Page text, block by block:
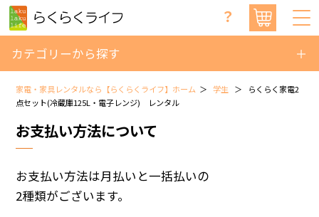
？
カテゴリーから探す
家電・家具レンタルなら【らくらくライフ】ホーム 学生
らくらく家電2
点セット(冷蔵庫125L・電子レンジ) レンタル
お支払い方法について
お支払い方法は月払いと一括払いの
2種類がございます。